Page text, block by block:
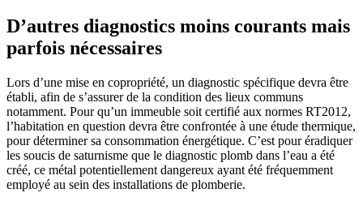
D’autres diagnostics moins courants mais
parfois nécessaires
Lors d’une mise en copropriété, un diagnostic spécifique devra être
établi, afin de s’assurer de la condition des lieux communs
notamment. Pour qu’un immeuble soit certifié aux normes RT2012,
l’habitation en question devra être confrontée à une étude thermique,
pour déterminer sa consommation énergétique. C’est pour éradiquer
les soucis de saturnisme que le diagnostic plomb dans l’eau a été
créé, ce métal potentiellement dangereux ayant été fréquemment
employé au sein des installations de plomberie.